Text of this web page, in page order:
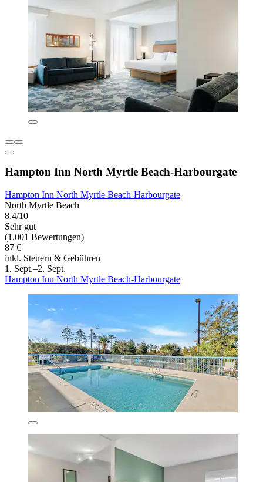
Hampton Inn North Myrtle Beach-Harbourgate
Hampton Inn North Myrtle Beach-Harbourgate
North Myrtle Beach
8,4/10
Sehr gut
(1.001 Bewertungen)
87 €
inkl. Steuern & Gebühren
1. Sept.–2. Sept.
Hampton Inn North Myrtle Beach-Harbourgate